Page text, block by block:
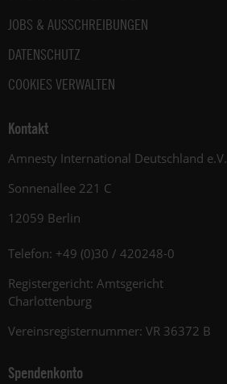
JOBS & AUSSCHREIBUNGEN
DATENSCHUTZ
COOKIES VERWALTEN
Kontakt
Amnesty International Deutschland e.V.
Sonnenallee 221 C
12059 Berlin
Telefon: +49 (0)30 / 420248-0
Registergericht: Amtsgericht
Charlottenburg
Vereinsregisternummer: VR 36372 B
Spendenkonto